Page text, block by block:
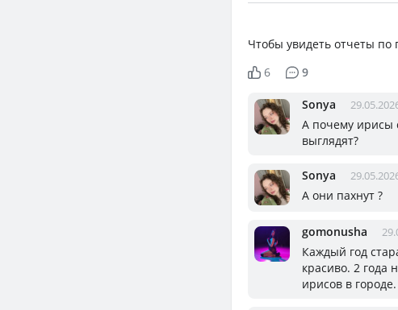
Чтобы увидеть отчеты
6
9
Sonya
А почему ирисы
выглядят?
Sonya
А они пахнут ?
gomonusha
Каждый год
красиво. 2 года
ирисов в